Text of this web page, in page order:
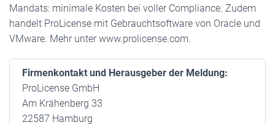
Mandats: minimale Kosten bei voller Compliance. Zudem
handelt ProLicense mit Gebrauchtsoftware von Oracle und
VMware. Mehr unter www.prolicense.com.
Firmenkontakt und Herausgeber der Meldung:
ProLicense GmbH
Am Krähenberg 33
22587 Hamburg